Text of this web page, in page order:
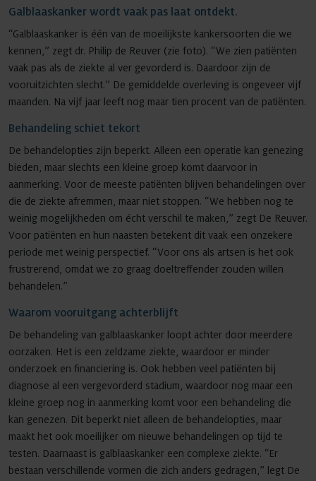
Galblaaskanker wordt vaak pas laat ontdekt.
“Galblaaskanker is één van de moeilijkste kankersoorten die we
kennen,” zegt dr. Philip de Reuver (zie foto). “We zien patiënten
vaak pas als de ziekte al ver gevorderd is. Daardoor zijn de
vooruitzichten slecht.” De gemiddelde overleving is ongeveer vijf
maanden. Na vijf jaar leeft nog maar tien procent van de patiënten.
Behandeling schiet tekort
De behandelopties zijn beperkt. Alleen een operatie kan genezing
bieden, maar slechts een kleine groep komt daarvoor in
aanmerking. Voor de meeste patiënten blijven behandelingen over
die de ziekte afremmen, maar niet stoppen. “We hebben nog te
weinig mogelijkheden om écht verschil te maken,” zegt De Reuver.
Voor patiënten en hun naasten betekent dit vaak een onzekere
periode met weinig perspectief. “Voor ons als artsen is het ook
frustrerend, omdat we zo graag doeltreffender zouden willen
behandelen.”
Waarom vooruitgang achterblijft
De behandeling van galblaaskanker loopt achter door meerdere
oorzaken. Het is een zeldzame ziekte, waardoor er minder
onderzoek en financiering is. Ook hebben veel patiënten bij
diagnose al een vergevorderd stadium, waardoor nog maar een
kleine groep nog in aanmerking komt voor een behandeling die
kan genezen. Dit beperkt niet alleen de behandelopties, maar
maakt het ook moeilijker om nieuwe behandelingen op tijd te
testen. Daarnaast is galblaaskanker een complexe ziekte. “Er
bestaan verschillende vormen die zich anders gedragen,” legt De